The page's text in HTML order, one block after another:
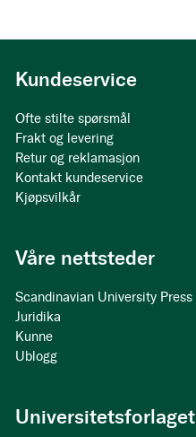
Kundeservice
Ofte stilte spørsmål
Frakt og levering
Retur og reklamasjon
Kontakt kundeservice
Kjøpsvilkår
Våre nettsteder
Scandinavian University Press
Juridika
Kunne
Ublogg
Universitetsforlaget